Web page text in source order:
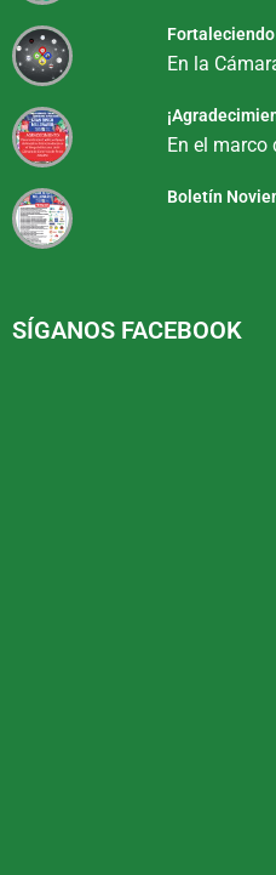
En la
En el marco
Boletín
SÍGANOS FACEBOOK